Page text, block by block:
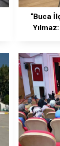
“Buca